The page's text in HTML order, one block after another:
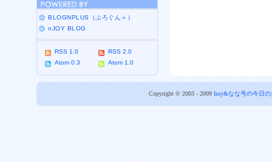
BLOGNPLUS（ぶろぐん＋）
nJOY BLOG
RSS 1.0
RSS 2.0
Atom 0.3
Atom 1.0
Copyright © 2003 - 2009 Issy&なな号の今日